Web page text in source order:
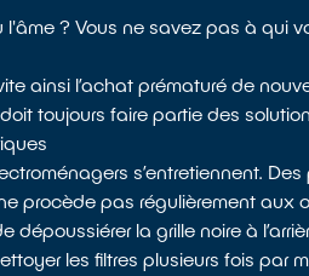
? Vous ne savez pas à qui
ainsi l’achat prématuré de
toujours faire partie des
s’entretiennent.
procède pas régulièrement
la grille noire à
les filtres plusieurs fois par